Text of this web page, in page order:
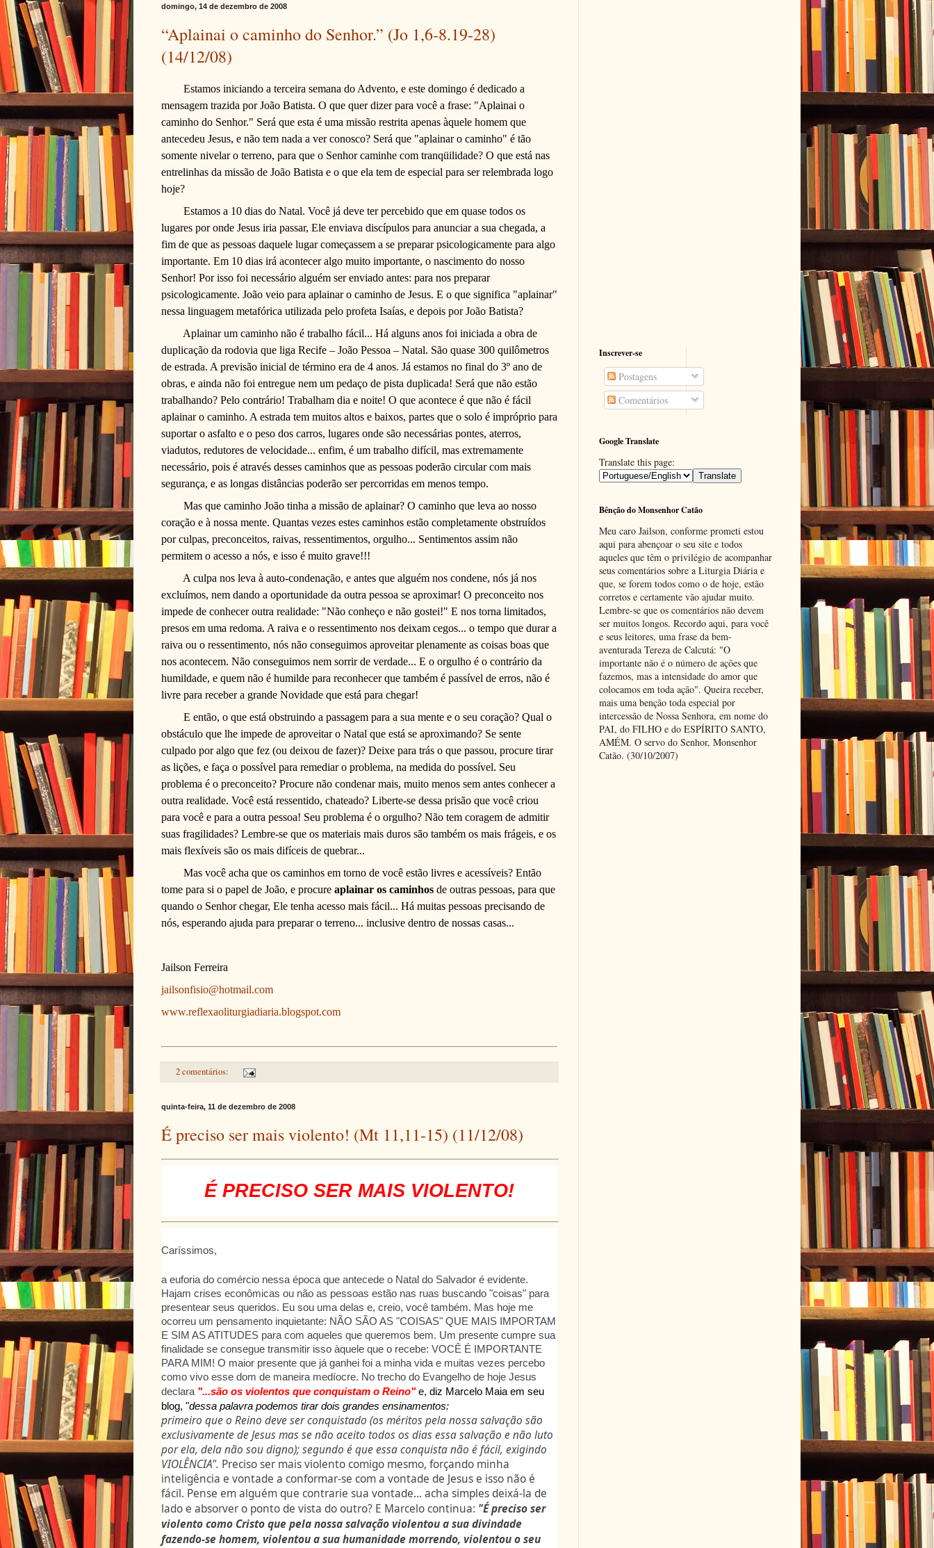
domingo, 14 de dezembro de 2008
“Aplainai o caminho do Senhor.” (Jo 1,6-8.19-28)
(14/12/08)
Estamos iniciando a terceira semana do Advento, e este domingo é dedicado a
mensagem trazida por João Batista. O que quer dizer para você a frase: "Aplainai o
caminho do Senhor." Será que esta é uma missão restrita apenas àquele homem que
antecedeu Jesus, e não tem nada a ver conosco? Será que "aplainar o caminho" é tão
somente nivelar o terreno, para que o Senhor caminhe com tranqüilidade? O que está nas
entrelinhas da missão de João Batista e o que ela tem de especial para ser relembrada logo
hoje?
Estamos a 10 dias do Natal. Você já deve ter percebido que em quase todos os
lugares por onde Jesus iria passar, Ele enviava discípulos para anunciar a sua chegada, a
fim de que as pessoas daquele lugar começassem a se preparar psicologicamente para algo
importante. Em 10 dias irá acontecer algo muito importante, o nascimento do nosso
Senhor! Por isso foi necessário alguém ser enviado antes: para nos preparar
psicologicamente. João veio para aplainar o caminho de Jesus. E o que significa "aplainar"
nessa linguagem metafórica utilizada pelo profeta Isaías, e depois por João Batista?
Aplainar um caminho não é trabalho fácil... Há alguns anos foi iniciada a obra de
duplicação da rodovia que liga Recife – João Pessoa – Natal. São quase 300 quilômetros
de estrada. A previsão inicial de término era de 4 anos. Já estamos no final do 3º ano de
obras, e ainda não foi entregue nem um pedaço de pista duplicada! Será que não estão
trabalhando? Pelo contrário! Trabalham dia e noite! O que acontece é que não é fácil
aplainar o caminho. A estrada tem muitos altos e baixos, partes que o solo é impróprio para
suportar o asfalto e o peso dos carros, lugares onde são necessárias pontes, aterros,
viadutos, redutores de velocidade... enfim, é um trabalho difícil, mas extremamente
necessário, pois é através desses caminhos que as pessoas poderão circular com mais
segurança, e as longas distâncias poderão ser percorridas em menos tempo.
Mas que caminho João tinha a missão de aplainar? O caminho que leva ao nosso
coração e à nossa mente. Quantas vezes estes caminhos estão completamente obstruídos
por culpas, preconceitos, raivas, ressentimentos, orgulho... Sentimentos assim não
permitem o acesso a nós, e isso é muito grave!!!
A culpa nos leva à auto-condenação, e antes que alguém nos condene, nós já nos
excluímos, nem dando a oportunidade da outra pessoa se aproximar! O preconceito nos
impede de conhecer outra realidade: "Não conheço e não gostei!" E nos torna limitados,
presos em uma redoma. A raiva e o ressentimento nos deixam cegos... o tempo que durar a
raiva ou o ressentimento, nós não conseguimos aproveitar plenamente as coisas boas que
nos acontecem. Não conseguimos nem sorrir de verdade... E o orgulho é o contrário da
humildade, e quem não é humilde para reconhecer que também é passível de erros, não é
livre para receber a grande Novidade que está para chegar!
E então, o que está obstruindo a passagem para a sua mente e o seu coração? Qual o
obstáculo que lhe impede de aproveitar o Natal que está se aproximando? Se sente
culpado por algo que fez (ou deixou de fazer)? Deixe para trás o que passou, procure tirar
as lições, e faça o possível para remediar o problema, na medida do possível. Seu
problema é o preconceito? Procure não condenar mais, muito menos sem antes conhecer a
outra realidade. Você está ressentido, chateado? Liberte-se dessa prisão que você criou
para você e para a outra pessoa! Seu problema é o orgulho? Não tem coragem de admitir
suas fragilidades? Lembre-se que os materiais mais duros são também os mais frágeis, e os
mais flexíveis são os mais difíceis de quebrar...
Mas você acha que os caminhos em torno de você estão livres e acessíveis? Então
tome para si o papel de João, e procure aplainar os caminhos de outras pessoas, para que
quando o Senhor chegar, Ele tenha acesso mais fácil... Há muitas pessoas precisando de
nós, esperando ajuda para preparar o terreno... inclusive dentro de nossas casas...
Jailson Ferreira
jailsonfisio@hotmail.com
www.reflexaoliturgiadiaria.blogspot.com
2 comentários:
quinta-feira, 11 de dezembro de 2008
É preciso ser mais violento! (Mt 11,11-15) (11/12/08)
É PRECISO SER MAIS VIOLENTO!
Caríssimos,
a euforia do comércio nessa época que antecede o Natal do Salvador é evidente.
Hajam crises econômicas ou não as pessoas estão nas ruas buscando "coisas" para
presentear seus queridos. Eu sou uma delas e, creio, você também. Mas hoje me
ocorreu um pensamento inquietante: NÃO SÃO AS "COISAS" QUE MAIS IMPORTAM
E SIM AS ATITUDES para com aqueles que queremos bem. Um presente cumpre sua
finalidade se consegue transmitir isso àquele que o recebe: VOCÊ É IMPORTANTE
PARA MIM! O maior presente que já ganhei foi a minha vida e muitas vezes percebo
como vivo esse dom de maneira medíocre. No trecho do Evangelho de hoje Jesus
declara "...são os violentos que conquistam o Reino"e, diz Marcelo Maia em seu
blog, "dessa palavra podemos tirar dois grandes ensinamentos:
primeiro que o Reino deve ser conquistado (os méritos pela nossa salvação são
exclusivamente de Jesus mas se não aceito todos os dias essa salvação e não luto
por ela, dela não sou digno); segundo é que essa conquista não é fácil, exigindo
VIOLÊNCIA". Preciso ser mais violento comigo mesmo, forçando minha
inteligência e vontade a conformar-se com a vontade de Jesus e isso não é
fácil. Pense em alguém que contrarie sua vontade... acha simples deixá-la de
lado e absorver o ponto de vista do outro? E Marcelo continua: "É preciso ser
violento como Cristo que pela nossa salvação violentou a sua divindade
fazendo-se homem, violentou a sua humanidade morrendo, violentou o seu
Inscrever-se
Postagens
Comentários
Google Translate
Translate this page:
Bênção do Monsenhor Catão
Meu caro Jailson, conforme prometi estou
aqui para abençoar o seu site e todos
aqueles que têm o privilégio de acompanhar
seus comentários sobre a Liturgia Diária e
que, se forem todos como o de hoje, estão
corretos e certamente vão ajudar muito.
Lembre-se que os comentários não devem
ser muitos longos. Recordo aqui, para você
e seus leitores, uma frase da bem-
aventurada Tereza de Calcutá: "O
importante não é o número de ações que
fazemos, mas a intensidade do amor que
colocamos em toda ação". Queira receber,
mais uma benção toda especial por
intercessão de Nossa Senhora, em nome do
PAI, do FILHO e do ESPÍRITO SANTO,
AMÉM. O servo do Senhor, Monsenhor
Catão. (30/10/2007)